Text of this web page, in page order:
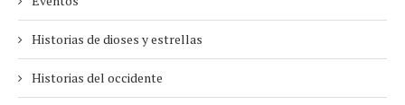
Historias de dioses y estrellas
Historias del occidente